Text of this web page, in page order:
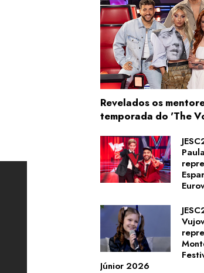
Revelados os
temporada do 'The
Júnior 2026